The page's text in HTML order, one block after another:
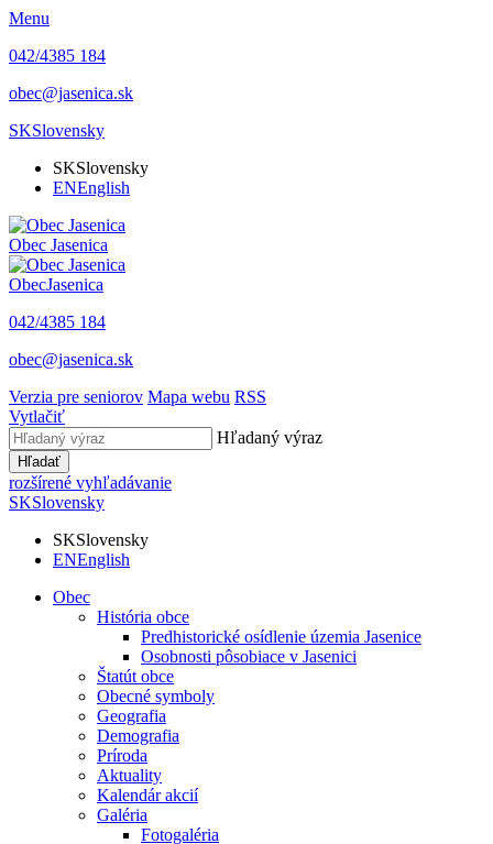
Menu
042/4385 184
obec@jasenica.sk
SKSlovensky
SKSlovensky
ENEnglish
Obec Jasenica
ObecJasenica
042/4385 184
obec@jasenica.sk
Verzia pre seniorov Mapa webu RSS
Vytlačiť
Hľadaný výraz
Hľadať
rozšírené vyhľadávanie
SKSlovensky
SKSlovensky
ENEnglish
Obec
História obce
Predhistorické osídlenie územia Jasenice
Osobnosti pôsobiace v Jasenici
Štatút obce
Obecné symboly
Geografia
Demografia
Príroda
Aktuality
Kalendár akcií
Galéria
Fotogaléria